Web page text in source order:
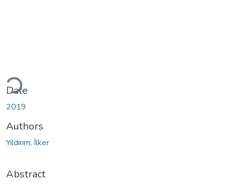
Loading...
Date
2019
Authors
Yıldırım, İlker
Abstract